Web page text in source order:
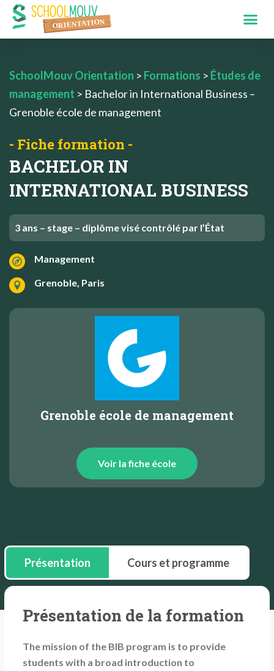
SchoolMouv Orientation > Formations > Études de
management > Bachelor in International Business –
Grenoble école de management
- Fiche formation -
BACHELOR IN
INTERNATIONAL BUSINESS
3 ans – stage – diplôme visé contrôlé par l’État
Management
Grenoble, Paris
Grenoble école de management
Voir la fiche école
Présentation Cours et programme
Présentation de la formation
The mission of the BIB program is to provide
students with a broad introduction to